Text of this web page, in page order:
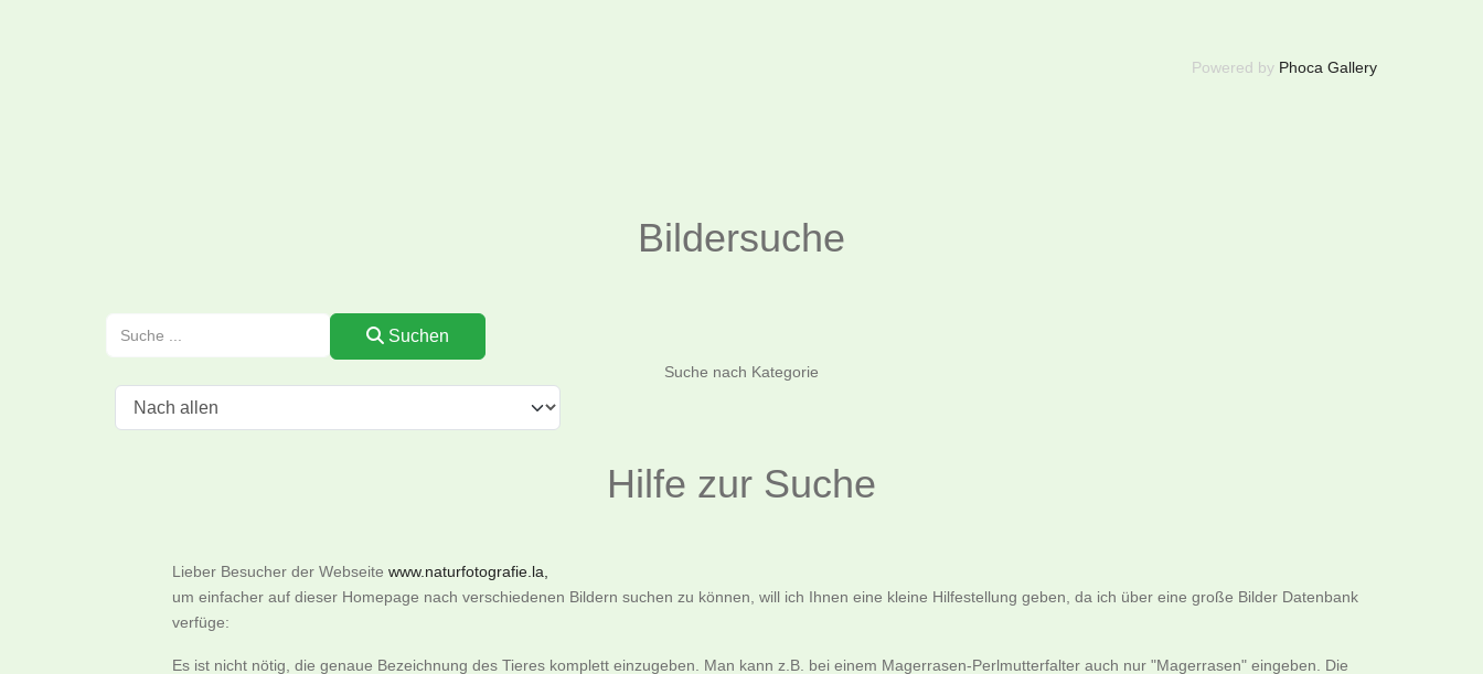
Powered by Phoca Gallery
Bildersuche
Suchen
Suche nach Kategorie
Hilfe zur Suche
Lieber Besucher der Webseite www.naturfotografie.la,
um einfacher auf dieser Homepage nach verschiedenen Bildern suchen zu können, will ich Ihnen eine kleine Hilfestellung geben, da ich über eine große Bilder Datenbank
verfüge:
Es ist nicht nötig, die genaue Bezeichnung des Tieres komplett einzugeben. Man kann z.B. bei einem Magerrasen-Perlmutterfalter auch nur "Magerrasen" eingeben. Die